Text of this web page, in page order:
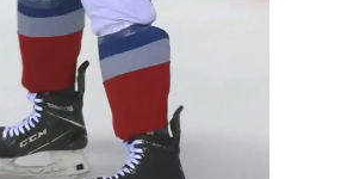
7 месяцев назад
вырвал победу в